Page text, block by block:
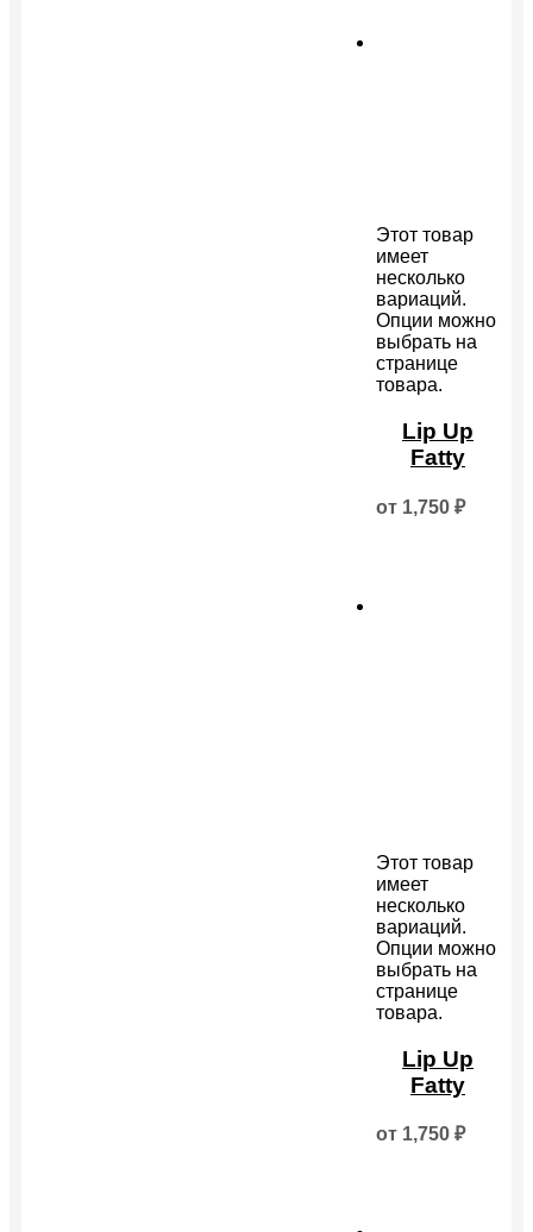
Этот товар
имеет
несколько
вариаций.
Опции можно
выбрать на
странице
товара.
Lip Up
Fatty
от 1,750 ₽
Этот товар
имеет
несколько
вариаций.
Опции можно
выбрать на
странице
товара.
Lip Up
Fatty
от 1,750 ₽